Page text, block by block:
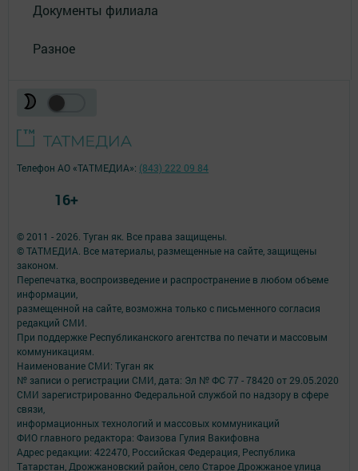
Документы филиала
Разное
© 2011 - 2026. Туган як. Все права защищены.
© ТАТМЕДИА. Все материалы, размещенные на сайте, защищены
законом.
Перепечатка, воспроизведение и распространение в любом объеме
информации,
размещенной на сайте, возможна только с письменного согласия
редакций СМИ.
При поддержке Республиканского агентства по печати и массовым
коммуникациям.
Наименование СМИ: Туган як
№ записи о регистрации СМИ, дата: Эл № ФС 77 - 78420 от 29.05.2020
СМИ зарегистрированно Федеральной службой по надзору в сфере
связи,
информационных технологий и массовых коммуникаций
ФИО главного редактора: Фаизова Гулия Вакифовна
Адрес редакции: 422470, Российская Федерация, Республика
Татарстан, Дрожжановский район, село Старое Дрожжаное улица
Телефон АО «ТАТМЕДИА»: (843) 222 09 84
16+